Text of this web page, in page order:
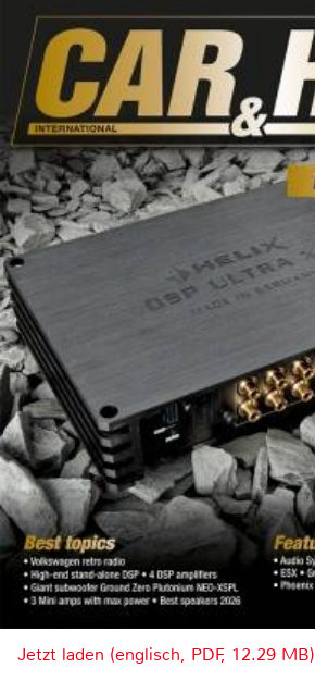
Jetzt laden (englisch, PDF, 12.29 MB)